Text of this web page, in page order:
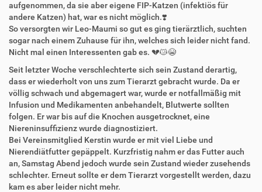
aufgenommen, da sie aber eigene FIP-Katzen (infektiös für
andere Katzen) hat, war es nicht möglich.❣️
So versorgten wir Leo-Maumi so gut es ging tierärztlich, suchten
sogar nach einem Zuhause für ihn, welches sich leider nicht fand.
Nicht mal einen Interessenten gab es. 💔😿😭
Seit letzter Woche verschlechterte sich sein Zustand derartig,
dass er wiederholt von uns zum Tierarzt gebracht wurde. Da er
völlig schwach und abgemagert war, wurde er notfallmäßig mit
Infusion und Medikamenten anbehandelt, Blutwerte sollten
folgen. Er war bis auf die Knochen ausgetrocknet, eine
Niereninsuffizienz wurde diagnostiziert.
Bei Vereinsmitglied Kerstin wurde er mit viel Liebe und
Nierendiätfutter gepäppelt. Kurzfristig nahm er das Futter auch
an, Samstag Abend jedoch wurde sein Zustand wieder zusehends
schlechter. Erneut sollte er dem Tierarzt vorgestellt werden, dazu
kam es aber leider nicht mehr.